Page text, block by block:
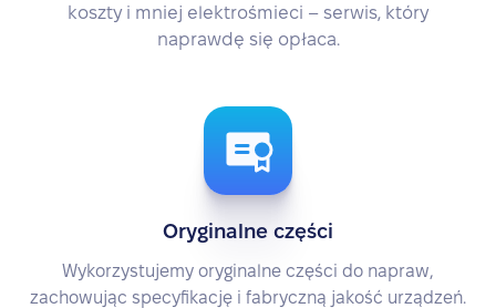
koszty i mniej elektrośmieci – serwis, który
naprawdę się opłaca.
Oryginalne części
Wykorzystujemy oryginalne części do napraw,
zachowując specyfikację i fabryczną jakość urządzeń.